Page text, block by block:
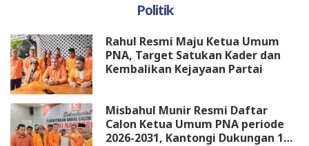
Politik
Rahul Resmi Maju Ketua Umum
PNA, Target Satukan Kader dan
Kembalikan Kejayaan Partai
Misbahul Munir Resmi Daftar
Calon Ketua Umum PNA periode
2026-2031, Kantongi Dukungan 18